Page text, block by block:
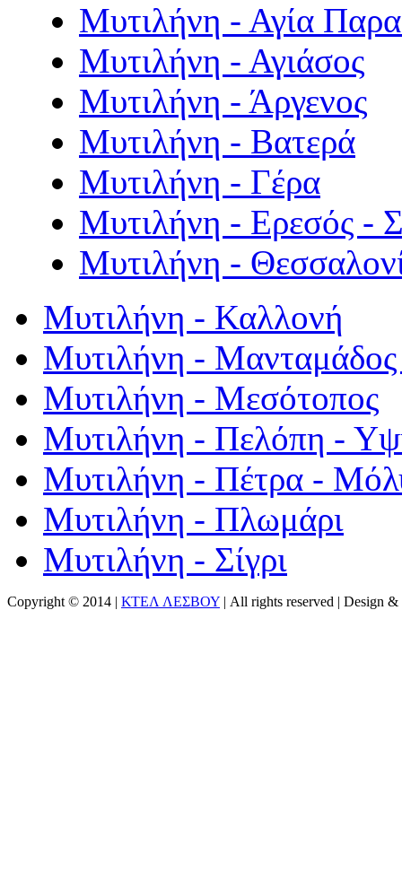
Μυτιλήνη - Αγία
Μυτιλήνη - Αγιάσος
Μυτιλήνη - Άργενος
Μυτιλήνη - Βατερά
Μυτιλήνη - Γέρα
Μυτιλήνη - Ερεσός -
Μυτιλήνη -
Μυτιλήνη - Καλλονή
Μυτιλήνη - Μανταμάδος
Μυτιλήνη - Μεσότοπος
Μυτιλήνη - Πελόπη -
Μυτιλήνη - Πέτρα -
Μυτιλήνη - Πλωμάρι
Μυτιλήνη - Σίγρι
Copyright © 2014 | ΚΤΕΛ ΛΕΣΒΟΥ | All rights reserved | Design &